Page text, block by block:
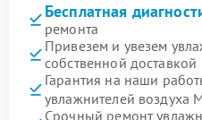
Бесплатная
ремонта
Привезем и увезем
собственной доставкой
Гарантия на наши
увлажнителей воздуха
Срочный ремонт